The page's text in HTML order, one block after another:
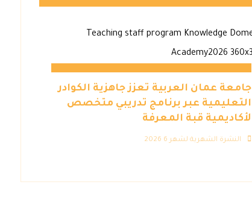
جامعة عمان العربية تعزز جاهزية الكوادر
التعليمية عبر برنامج تدريبي متخصص
لأكاديمية قبة المعرفة
النشرة الشهرية لشهر 6 2026